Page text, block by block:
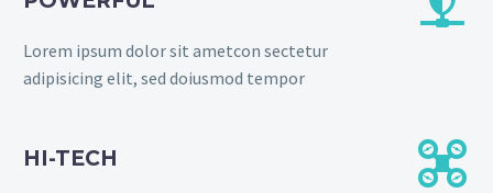
Lorem ipsum dolor sit ametcon sectetur
adipisicing elit, sed doiusmod tempor
HI-TECH 
